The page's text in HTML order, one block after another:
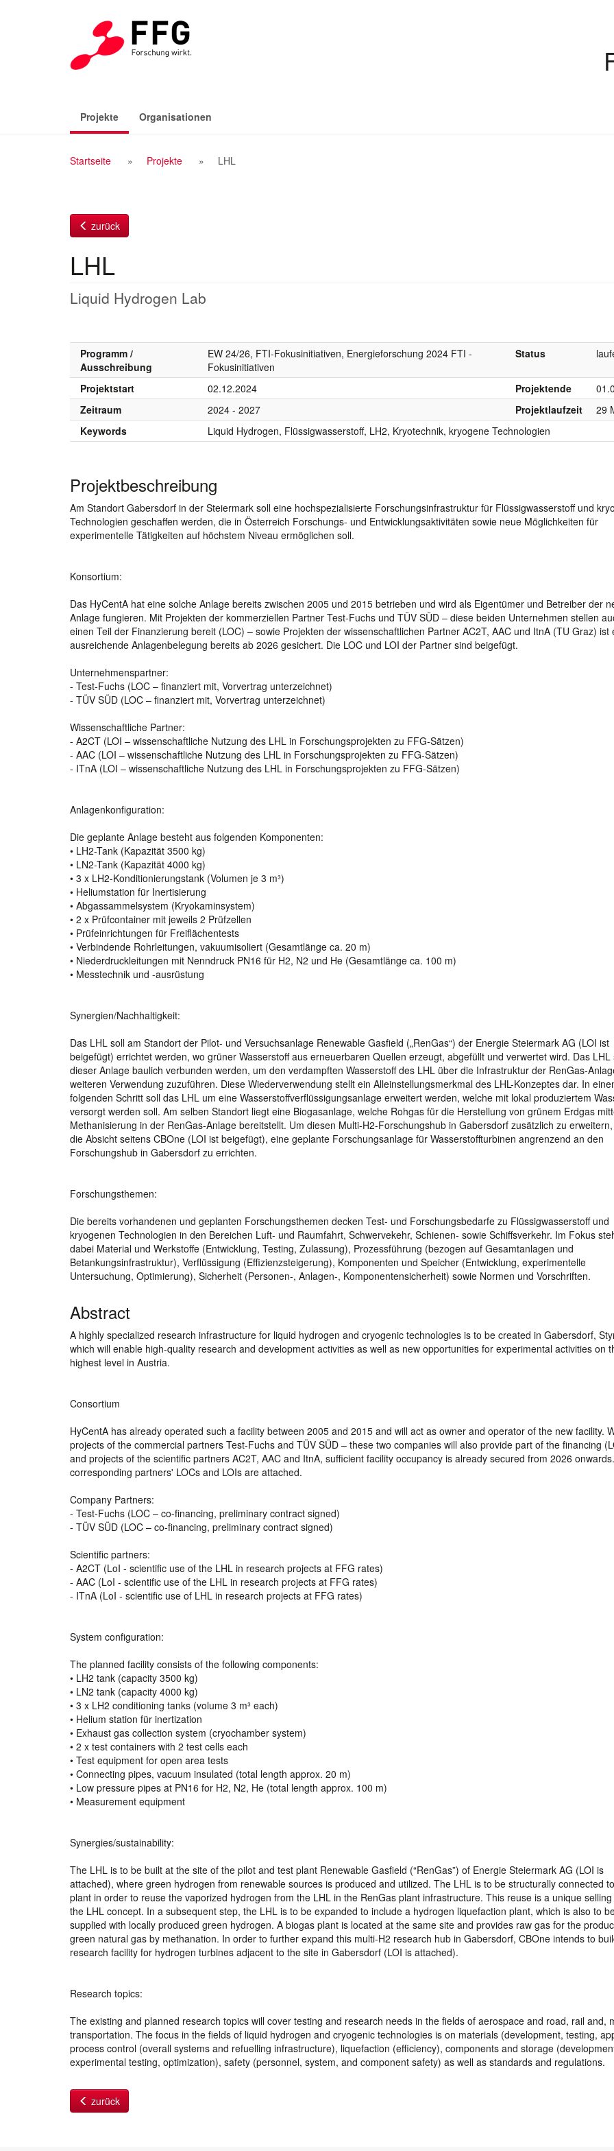
Projekte(aktiv)Organisationen
Breadcrumb
Startseite Projekte LHL
zurück
LHL
Liquid Hydrogen Lab
Programm /
Ausschreibung
EW 24/26, FTI-Fokusinitiativen, Energieforschung 2024 FTI -
Fokusinitiativen
Status
Projektstart 02.12.2024 Projektende
Zeitraum
2024 - 2027 Projektlaufzeit
29
Keywords
Liquid Hydrogen, Flüssigwasserstoff, LH2, Kryotechnik, kryogene Technologien
Projektbeschreibung
Am Standort Gabersdorf in der Steiermark soll eine hochspezialisierte Forschungsinfrastruktur für Flüssigwasserstoff und
Technologien geschaffen werden, die in Österreich Forschungs- und Entwicklungsaktivitäten sowie neue Möglichkeiten für
experimentelle Tätigkeiten auf höchstem Niveau ermöglichen soll.
Konsortium:
Das HyCentA hat eine solche Anlage bereits zwischen 2005 und 2015 betrieben und wird als Eigentümer und Betreiber der
Anlage fungieren. Mit Projekten der kommerziellen Partner Test-Fuchs und TÜV SÜD – diese beiden Unternehmen stellen
einen Teil der Finanzierung bereit (LOC) – sowie Projekten der wissenschaftlichen Partner AC2T, AAC und ItnA (TU Graz) ist
ausreichende Anlagenbelegung bereits ab 2026 gesichert. Die LOC und LOI der Partner sind beigefügt.
Unternehmenspartner:
- Test-Fuchs (LOC – finanziert mit, Vorvertrag unterzeichnet)
- TÜV SÜD (LOC – finanziert mit, Vorvertrag unterzeichnet)
Wissenschaftliche Partner:
- A2CT (LOI – wissenschaftliche Nutzung des LHL in Forschungsprojekten zu FFG-Sätzen)
- AAC (LOI – wissenschaftliche Nutzung des LHL in Forschungsprojekten zu FFG-Sätzen)
- ITnA (LOI – wissenschaftliche Nutzung des LHL in Forschungsprojekten zu FFG-Sätzen)
Anlagenkonfiguration:
Die geplante Anlage besteht aus folgenden Komponenten:
• LH2-Tank (Kapazität 3500 kg)
• LN2-Tank (Kapazität 4000 kg)
• 3 x LH2-Konditionierungstank (Volumen je 3 m³)
• Heliumstation für Inertisierung
• Abgassammelsystem (Kryokaminsystem)
• 2 x Prüfcontainer mit jeweils 2 Prüfzellen
• Prüfeinrichtungen für Freiflächentests
• Verbindende Rohrleitungen, vakuumisoliert (Gesamtlänge ca. 20 m)
• Niederdruckleitungen mit Nenndruck PN16 für H2, N2 und He (Gesamtlänge ca. 100 m)
• Messtechnik und -ausrüstung
Synergien/Nachhaltigkeit:
Das LHL soll am Standort der Pilot- und Versuchsanlage Renewable Gasfield („RenGas“) der Energie Steiermark AG (LOI ist
beigefügt) errichtet werden, wo grüner Wasserstoff aus erneuerbaren Quellen erzeugt, abgefüllt und verwertet wird. Das LHL
dieser Anlage baulich verbunden werden, um den verdampften Wasserstoff des LHL über die Infrastruktur der RenGas-
weiteren Verwendung zuzuführen. Diese Wiederverwendung stellt ein Alleinstellungsmerkmal des LHL-Konzeptes dar. In
folgenden Schritt soll das LHL um eine Wasserstoffverflüssigungsanlage erweitert werden, welche mit lokal produziertem
versorgt werden soll. Am selben Standort liegt eine Biogasanlage, welche Rohgas für die Herstellung von grünem Erdgas
Methanisierung in der RenGas-Anlage bereitstellt. Um diesen Multi-H2-Forschungshub in Gabersdorf zusätzlich zu
die Absicht seitens CBOne (LOI ist beigefügt), eine geplante Forschungsanlage für Wasserstoffturbinen angrenzend an den
Forschungshub in Gabersdorf zu errichten.
Forschungsthemen:
Die bereits vorhandenen und geplanten Forschungsthemen decken Test- und Forschungsbedarfe zu Flüssigwasserstoff und
kryogenen Technologien in den Bereichen Luft- und Raumfahrt, Schwervekehr, Schienen- sowie Schiffsverkehr. Im Fokus
dabei Material und Werkstoffe (Entwicklung, Testing, Zulassung), Prozessführung (bezogen auf Gesamtanlagen und
Betankungsinfrastruktur), Verflüssigung (Effizienzsteigerung), Komponenten und Speicher (Entwicklung, experimentelle
Untersuchung, Optimierung), Sicherheit (Personen-, Anlagen-, Komponentensicherheit) sowie Normen und Vorschriften.
Abstract
A highly specialized research infrastructure for liquid hydrogen and cryogenic technologies is to be created in Gabersdorf,
which will enable high-quality research and development activities as well as new opportunities for experimental activities on
highest level in Austria.
Consortium
HyCentA has already operated such a facility between 2005 and 2015 and will act as owner and operator of the new facility.
projects of the commercial partners Test-Fuchs and TÜV SÜD – these two companies will also provide part of the financing
and projects of the scientific partners AC2T, AAC and ItnA, sufficient facility occupancy is already secured from 2026
corresponding partners' LOCs and LOIs are attached.
Company Partners:
- Test-Fuchs (LOC – co-financing, preliminary contract signed)
- TÜV SÜD (LOC – co-financing, preliminary contract signed)
Scientific partners:
- A2CT (LoI - scientific use of the LHL in research projects at FFG rates)
- AAC (LoI - scientific use of the LHL in research projects at FFG rates)
- ITnA (LoI - scientific use of LHL in research projects at FFG rates)
System configuration:
The planned facility consists of the following components:
• LH2 tank (capacity 3500 kg)
• LN2 tank (capacity 4000 kg)
• 3 x LH2 conditioning tanks (volume 3 m³ each)
• Helium station für inertization
• Exhaust gas collection system (cryochamber system)
• 2 x test containers with 2 test cells each
• Test equipment for open area tests
• Connecting pipes, vacuum insulated (total length approx. 20 m)
• Low pressure pipes at PN16 for H2, N2, He (total length approx. 100 m)
• Measurement equipment
Synergies/sustainability:
The LHL is to be built at the site of the pilot and test plant Renewable Gasfield (“RenGas”) of Energie Steiermark AG (LOI is
attached), where green hydrogen from renewable sources is produced and utilized. The LHL is to be structurally connected
plant in order to reuse the vaporized hydrogen from the LHL in the RenGas plant infrastructure. This reuse is a unique
the LHL concept. In a subsequent step, the LHL is to be expanded to include a hydrogen liquefaction plant, which is also to
supplied with locally produced green hydrogen. A biogas plant is located at the same site and provides raw gas for the
green natural gas by methanation. In order to further expand this multi-H2 research hub in Gabersdorf, CBOne intends to
research facility for hydrogen turbines adjacent to the site in Gabersdorf (LOI is attached).
Research topics:
The existing and planned research topics will cover testing and research needs in the fields of aerospace and road, rail and,
transportation. The focus in the fields of liquid hydrogen and cryogenic technologies is on materials (development, testing,
process control (overall systems and refuelling infrastructure), liquefaction (efficiency), components and storage
experimental testing, optimization), safety (personnel, system, and component safety) as well as standards and regulations.
zurück